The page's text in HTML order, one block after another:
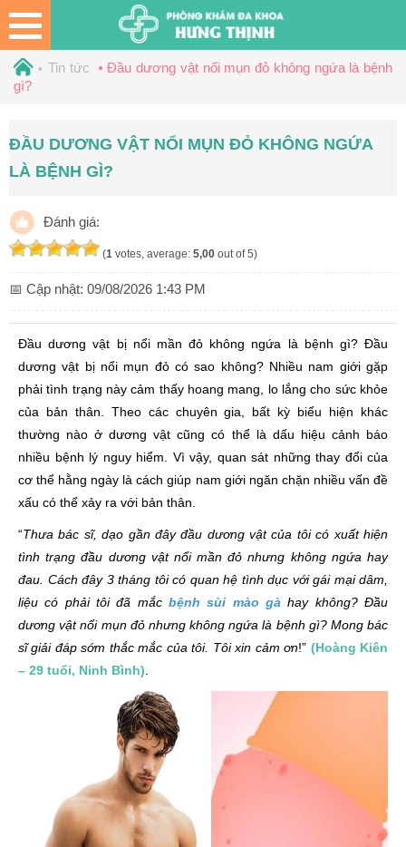
Tin tức
Đầu dương vật nổi mụn đỏ không ngứa là bệnh
gì?
ĐẦU DƯƠNG VẬT NỔI MỤN ĐỎ KHÔNG NGỨA
LÀ BỆNH GÌ?
Đánh giá:
(1 votes, average: 5,00 out of 5)
📅 Cập nhật: 09/08/2026 1:43 PM
Đầu dương vật bị nổi mần đỏ không ngứa là bệnh gì? Đầu
dương vật bị nổi mụn đỏ có sao không? Nhiều nam giới gặp
phải tình trạng này cảm thấy hoang mang, lo lắng cho sức khỏe
của bản thân. Theo các chuyên gia, bất kỳ biểu hiện khác
thường nào ở dương vật cũng có thể là dấu hiệu cảnh báo
nhiều bệnh lý nguy hiểm. Vì vậy, quan sát những thay đổi của
cơ thể hằng ngày là cách giúp nam giới ngăn chặn nhiều vấn đề
xấu có thể xảy ra với bản thân.
“Thưa bác sĩ, dạo gần đây đầu dương vật của tôi có xuất hiện
tình trạng đầu dương vật nổi mần đỏ nhưng không ngứa hay
đau. Cách đây 3 tháng tôi có quan hệ tình dục với gái mại dâm,
liệu có phải tôi đã mắc bệnh sùi mào gà hay không? Đầu
dương vật nổi mụn đỏ nhưng không ngứa là bệnh gì? Mong bác
sĩ giải đáp sớm thắc mắc của tôi. Tôi xin cảm ơn!” (Hoàng Kiên
– 29 tuổi, Ninh Bình)